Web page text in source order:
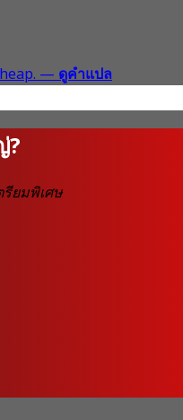
—ดูคำแปล
?
รียมพิเศษ